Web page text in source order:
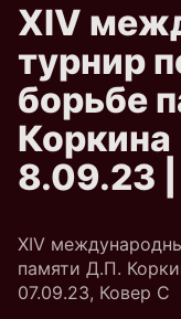
XIV
турнир
борьбе
Коркина
8.09.23 |
XIV
памяти Д.П.
07.09.23, Ковер C